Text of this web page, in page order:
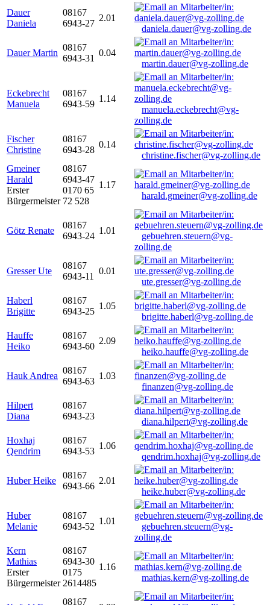
Dauer
Daniela
08167
6943-27
2.01
daniela.dauer@vg-zolling.de
Dauer Martin
08167
6943-31
0.04
martin.dauer@vg-zolling.de
Eckebrecht
Manuela
08167
6943-59
1.14
manuela.eckebrecht@vg-
zolling.de
Fischer
Christine
08167
6943-28
0.14
christine.fischer@vg-zolling.de
Gmeiner
Harald
Erster
Bürgermeister
08167
6943-47
0170 65
72 528
1.17
harald.gmeiner@vg-zolling.de
Götz Renate
08167
6943-24
1.01
gebuehren.steuern@vg-
zolling.de
Gresser Ute
08167
6943-11
0.01
ute.gresser@vg-zolling.de
Haberl
Brigitte
08167
6943-25
1.05
brigitte.haberl@vg-zolling.de
Hauffe
Heiko
08167
6943-60
2.09
heiko.hauffe@vg-zolling.de
Hauk Andrea
08167
6943-63
1.03
finanzen@vg-zolling.de
Hilpert
Diana
08167
6943-23
diana.hilpert@vg-zolling.de
Hoxhaj
Qendrim
08167
6943-53
1.06
qendrim.hoxhaj@vg-zolling.de
Huber Heike
08167
6943-66
2.01
heike.huber@vg-zolling.de
Huber
Melanie
08167
6943-52
1.01
gebuehren.steuern@vg-
zolling.de
Kern
Mathias
Erster
Bürgermeister
08167
6943-30
0175
2614485
1.16
mathias.kern@vg-zolling.de
08167